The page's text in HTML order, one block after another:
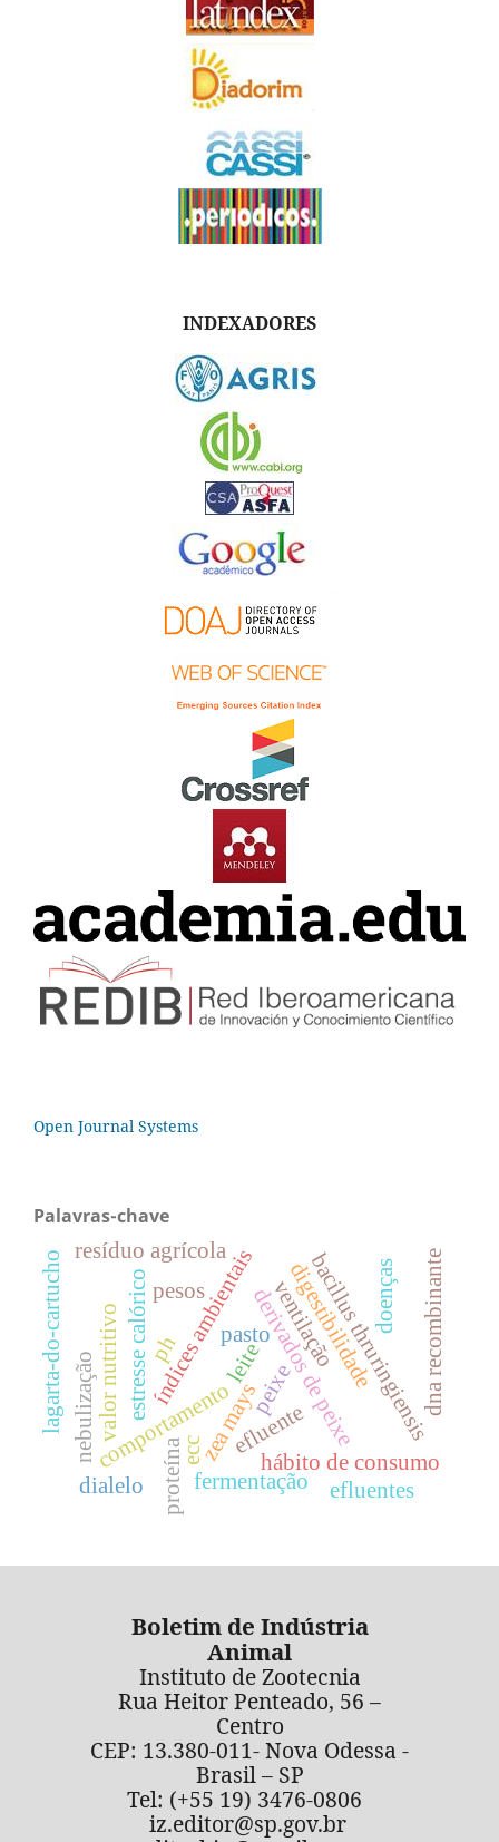
INDEXADORES
Open Journal Systems
Palavras-chave
peixe
derivados de peixe
hábito de consumo
comportamento
estresse calóricoíndices ambientais
nebulização
ventilação
digestibilidade
efluente
fermentação
ph
proteína
resíduo agrícola bacillus thruringiensis
lagarta-do-cartucho dna recombinante
zea mays
valor nutritivo
efluentes
pesos
pasto
doenças
leite
ecc
dialelo
Boletim de Indústria
Animal
Instituto de Zootecnia
Rua Heitor Penteado, 56 –
Centro
CEP: 13.380-011- Nova Odessa -
Brasil – SP
Tel: (+55 19) 3476-0806
iz.editor@sp.gov.br